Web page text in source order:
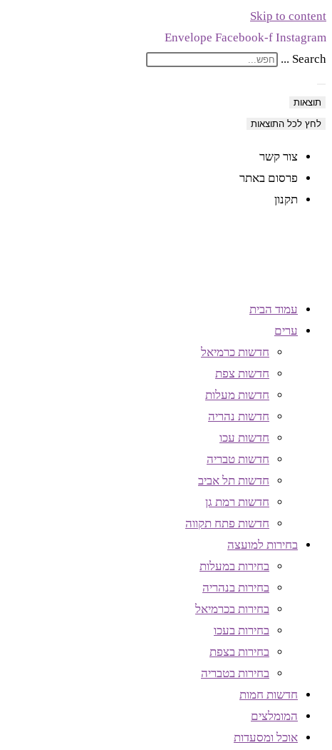
Skip to content
Envelope Facebook-f Instagram
Search ...
תוצאות
לחץ לכל התוצאות
צור קשר
פרסום באתר
תקנון
עמוד הבית
ערים
חדשות כרמיאל
חדשות צפת
חדשות מעלות
חדשות נהריה
חדשות עכו
חדשות טבריה
חדשות תל אביב
חדשות רמת גן
חדשות פתח תקווה
בחירות למועצה
בחירות במעלות
בחירות בנהריה
בחירות בכרמיאל
בחירות בעכו
בחירות בצפת
בחירות בטבריה
חדשות חמות
המומלצים
אוכל ומסעדות